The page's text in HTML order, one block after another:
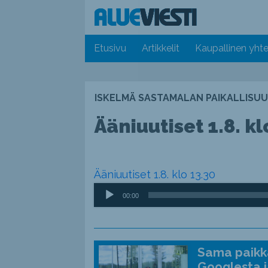
Etusivu Artikkelit Kaupallinen
ISKELMÄ SASTAMALAN
Ääniuutiset 1.8.
Ääniuutiset 1.8. klo 13.30
Äänitoistin
00:00
Sama